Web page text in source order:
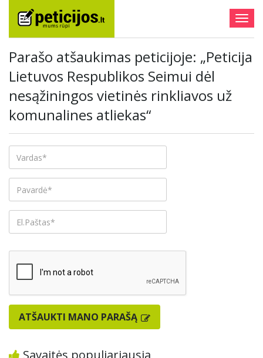
Parašo atšaukimas peticijoje: „Peticija
Lietuvos Respublikos Seimui dėl
nesąžiningos vietinės rinkliavos už
komunalines atliekas“
ATŠAUKTI MANO PARAŠĄ